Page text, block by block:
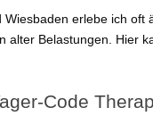
erlebe ich
alter Belastungen. Hier
Code